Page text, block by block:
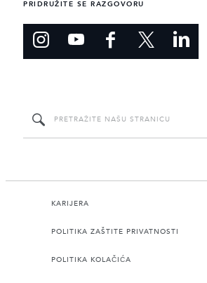
PRIDRUŽITE SE RAZGOVORU
KARIJERA
POLITIKA ZAŠTITE PRIVATNOSTI
POLITIKA KOLAČIĆA